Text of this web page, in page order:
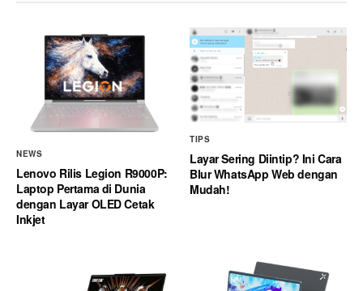
NEWS
Lenovo Rilis Legion R9000P:
Laptop Pertama di Dunia
dengan Layar OLED Cetak
Inkjet
TIPS
Layar Sering Diintip? Ini Cara
Blur WhatsApp Web dengan
Mudah!